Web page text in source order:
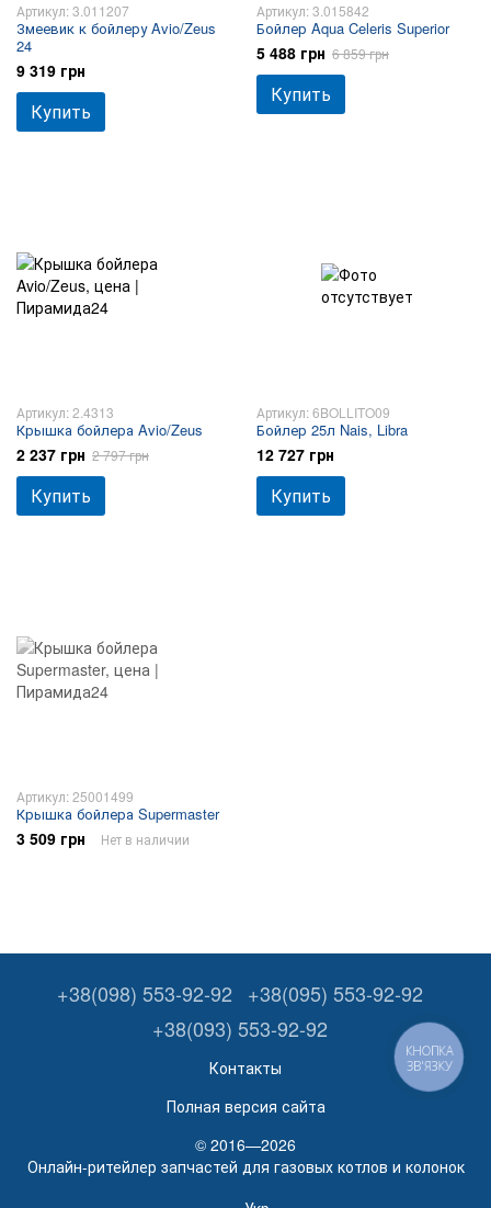
Артикул: 3.011207
Змеевик к бойлеру Avio/Zeus
24
9 319 грн
Купить
Артикул: 3.015842
Бойлер Aqua Celeris Superior
5 488 грн 6 859 грн
Купить
Артикул: 2.4313
Крышка бойлера Avio/Zeus
2 237 грн 2 797 грн
Купить
Артикул: 6BOLLITO09
Бойлер 25л Nais, Libra
12 727 грн
Купить
Артикул: 25001499
Крышка бойлера Supermaster
3 509 грн Нет в наличии
+38(098) 553-92-92
+38(095) 553-92-92
+38(093) 553-92-92
Контакты
Полная версия сайта
© 2016—2026
Онлайн-ритейлер запчастей для газовых котлов и колонок
КНОПКА
ЗВ'ЯЗКУ